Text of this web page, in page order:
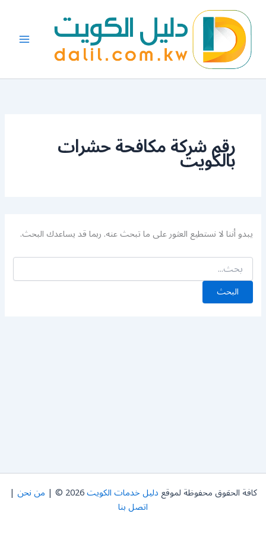
المحتوى
رقم شركة مكافحة حشرات
بالكويت
يبدو أننا لا نستطيع العثور على ما تبحث عنه. ربما قد يساعدك البحث.
عن:
كافة الحقوق محفوظة لموقعدليل خدمات الكويت2026 © | من نحن |
اتصل بنا